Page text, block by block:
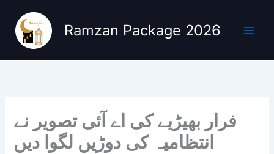
content
Ramzan Package 2026
فرار بھیڑیے کی اے آئی تصویر نے
انتظامیہ کی دوڑیں لگوا دیں